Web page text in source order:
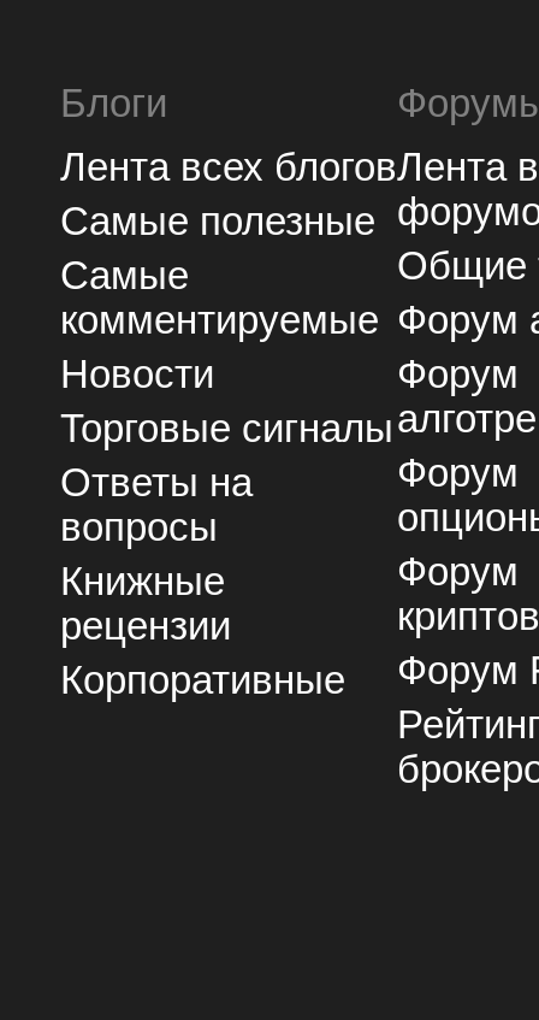
Блоги
Лента всех блогов
Самые полезные
Самые
комментируемые
Новости
Торговые сигналы
Ответы на
вопросы
Книжные
рецензии
Корпоративные
Лента
Общие
Форум
Форум
Форум
Форум
Форум